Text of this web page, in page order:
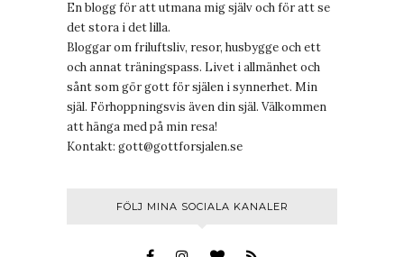
En blogg för att utmana mig själv och för att se
det stora i det lilla.
Bloggar om friluftsliv, resor, husbygge och ett
och annat träningspass. Livet i allmänhet och
sånt som gör gott för själen i synnerhet. Min
själ. Förhoppningsvis även din själ. Välkommen
att hänga med på min resa!
Kontakt: gott@gottforsjalen.se
FÖLJ MINA SOCIALA KANALER